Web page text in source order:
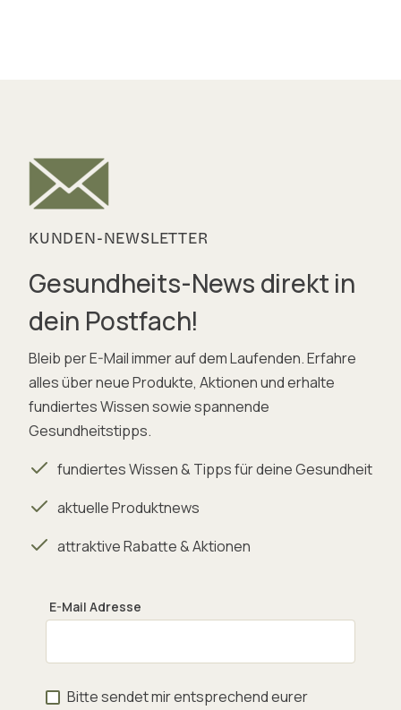
KUNDEN-NEWSLETTER
Gesundheits-News direkt in
dein Postfach!
Bleib per E-Mail immer auf dem Laufenden. Erfahre
alles über neue Produkte, Aktionen und erhalte
fundiertes Wissen sowie spannende
Gesundheitstipps.
fundiertes Wissen & Tipps für deine Gesundheit
aktuelle Produktnews
attraktive Rabatte & Aktionen
E-Mail Adresse
Bitte sendet mir entsprechend eurer